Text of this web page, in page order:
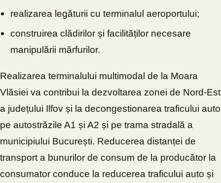
realizarea legăturii cu terminalul aeroportului;
construirea clădirilor și facilităților necesare
manipulării mărfurilor.
Realizarea terminalului multimodal de la Moara
Vlăsiei va contribui la dezvoltarea zonei de Nord-Est
a județului Ilfov și la decongestionarea traficului auto
pe autostrăzile A1 și A2 și pe trama stradală a
municipiului București. Reducerea distanței de
transport a bunurilor de consum de la producător la
consumator conduce la reducerea traficului auto și